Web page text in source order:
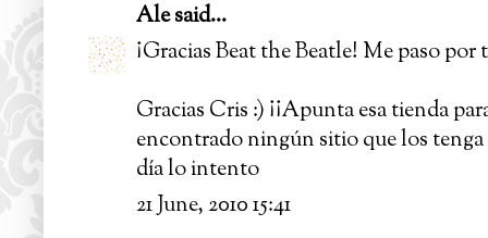
Alesaid...
¡Gracias Beat the Beatle! Me paso por
Gracias Cris :) ¡¡Apunta esa tienda
encontrado ningún sitio que los tenga
día lo intento
21 June, 2010 15:41